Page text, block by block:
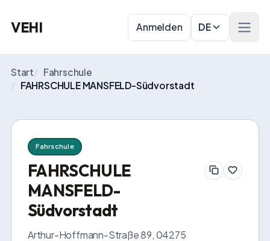
VEHI Anmelden DE
Start/ Fahrschule
/ FAHRSCHULE MANSFELD-Südvorstadt
Fahrschule
FAHRSCHULE
MANSFELD-
Südvorstadt
Arthur-Hoffmann-Straße 89, 04275